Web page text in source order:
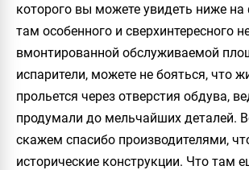
которого вы можете увидеть ниже на
там особенного и сверхинтересного
вмонтированной обслуживаемой
испарители, можете не бояться, что
прольется через отверстия обдува,
продумали до мельчайших деталей.
скажем спасибо производителями,
исторические конструкции. Что там